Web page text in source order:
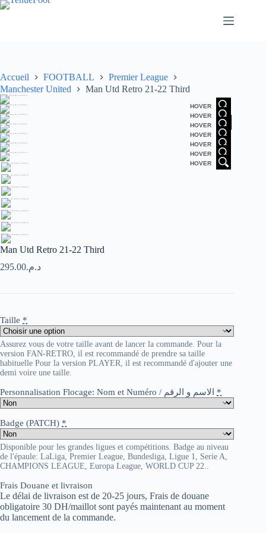
Passer
Accueil FOOTBALL
Premier League
Manchester United
Man Utd Retro 21-22 Third
HOVER
HOVER
HOVER
HOVER
HOVER
HOVER
HOVER
Man Utd Retro 21-22 Third
د.م.295.00
Taille *
Assurez vous de votre taille avant de lancer la commande. Pour la
version FAN-RETRO, il est recommandé de prendre sa taille
habituelle Pour la version PLAYER, il est recommandé d'ajouter une
demi voire une taille.
Personnalisation Flocage: Nom et Numéro / الاسم و الرقم *
Badge (PATCH) *
Disponible pour les grandes ligues et compétitions. Badge au niveau
de l'épaule: LaLiga, Premier League, Bundesliga, Ligue 1, Serie A,
CHAMPIONS LEAGUE, Europa League, WORLD CUP 22..
Frais Douane et livraison
Le délai de livraison est de 20-25 jours, Frais de douane
obligatoire 30 DH/maillot sont payés maintenant au moment
du lancement de la commande.